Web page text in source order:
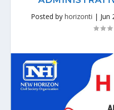
Posted by horizonti | Jun